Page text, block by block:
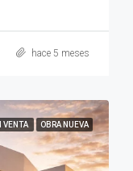
hace 5 meses
VENTA OBRA NUEVA